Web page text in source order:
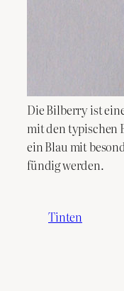
Die Bilberry ist
mit den typischen
ein Blau mit
fündig werden.
Tinten